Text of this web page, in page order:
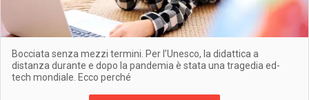
Bocciata senza mezzi termini. Per l’Unesco, la didattica a
distanza durante e dopo la pandemia è stata una tragedia ed-
tech mondiale. Ecco perché